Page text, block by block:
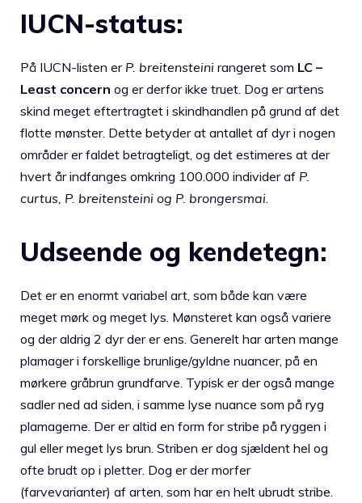
IUCN-status:
På IUCN-listen er P. breitensteini rangeret som LC –
Least concern og er derfor ikke truet. Dog er artens
skind meget eftertragtet i skindhandlen på grund af det
flotte mønster. Dette betyder at antallet af dyr i nogen
områder er faldet betragteligt, og det estimeres at der
hvert år indfanges omkring 100.000 individer af P.
curtus, P. breitensteini og P. brongersmai
Udseende og kendetegn:
Det er en enormt variabel art, som både kan være
meget mørk og meget lys. Mønsteret kan også variere
og der aldrig 2 dyr der er ens. Generelt har arten mange
plamager i forskellige brunlige/gyldne nuancer, på en
mørkere gråbrun grundfarve. Typisk er der også mange
sadler ned ad siden, i samme lyse nuance som på ryg
plamagerne. Der er altid en form for stribe på ryggen i
gul eller meget lys brun. Striben er dog sjældent hel og
ofte brudt op i pletter. Dog er der morfer
(farvevarianter) af arten, som har en helt ubrudt stribe.